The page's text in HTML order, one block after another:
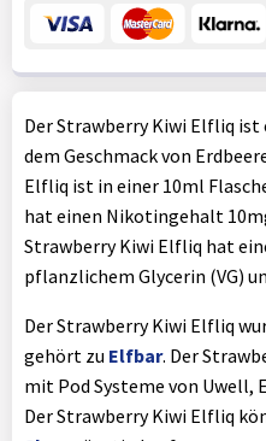
Der Strawberry Kiwi Elfliq ist
dem Geschmack von
Elfliq ist in einer 10ml
hat einen Nikotingehalt
Strawberry Kiwi Elfliq hat
pflanzlichem Glycerin (VG)
Der Strawberry Kiwi Elfliq
gehört zu Elfbar. Der
mit Pod Systeme von Uwell,
Der Strawberry Kiwi Elfliq